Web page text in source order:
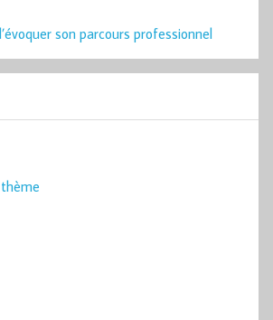
son parcours professionnel